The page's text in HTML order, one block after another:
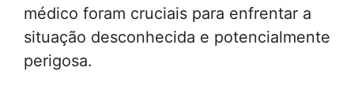
médico foram cruciais para enfrentar a
situação desconhecida e potencialmente
perigosa.